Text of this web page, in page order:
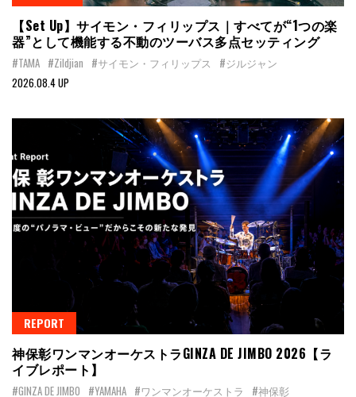
【Set Up】サイモン・フィリップス｜すべてが“1つの楽
器”として機能する不動のツーバス多点セッティング
#TAMA #Zildjian #サイモン・フィリップス
#ジルジャン
2026.08.4 UP
REPORT
神保彰ワンマンオーケストラGINZA DE JIMBO 2026【ラ
イブレポート】
#GINZA DE JIMBO #YAMAHA #ワンマンオーケストラ
#神保彰